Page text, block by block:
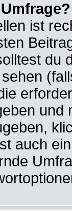
ist
du
und
auch